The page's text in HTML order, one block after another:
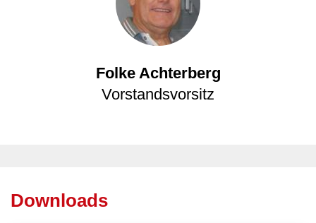
Folke Achterberg
Vorstandsvorsitz
Downloads